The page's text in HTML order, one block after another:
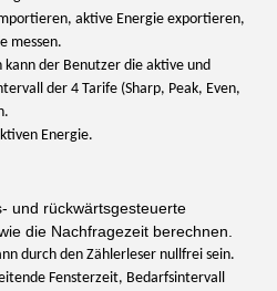
aktive Energie exportieren,
messen.
der Benutzer die aktive und
der 4 Tarife (Sharp, Peak, Even,
Energie.
und rückwärtsgesteuerte
die Nachfragezeit berechnen.
durch den Zählerleser nullfrei sein.
Fensterzeit, Bedarfsintervall